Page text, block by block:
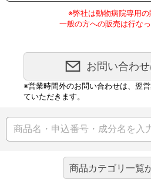
※弊社は動物病院専用の
一般の方への販売は行なっ
お問い合わ
※営業時間外のお問い合わせは、翌
ていただきます。
商品カテゴリ一覧